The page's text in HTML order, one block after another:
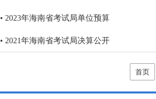
• 2023年海南省考试局单位预算
• 2021年海南省考试局决算公开
首页